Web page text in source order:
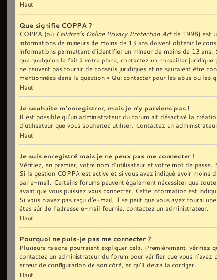
Haut
Que signifie COPPA ?
COPPA (ou Children’s Online Privacy Protection Actde 1998) est
informations de mineurs de moins de 13 ans doivent obtenir le
informations permettant d’identifier un mineur de moins de 13 ans.
que quelqu’un le fait à votre place, contactez un conseiller
ne peuvent pas fournir de conseils juridiques et ne sauraient être
mentionnées dans la question « Qui contacter pour les abus ou les
Haut
Je souhaite m’enregistrer, mais je n’y parviens pas !
Il est possible qu’un administrateur du forum ait désactivé la
d’utilisateur que vous souhaitez utiliser. Contactez un
Haut
Je suis enregistré mais je ne peux pas me connecter !
Vérifiez, en premier, votre nom d’utilisateur et votre mot de passe.
Si la gestion COPPA est active et si vous avez indiqué avoir moins
par e-mail. Certains forums peuvent également nécessiter que
avant que vous puissiez vous connecter. Cette information est
Si vous n’avez pas reçu d’e-mail, il se peut que vous ayez fourni
êtes sûr de l’adresse e-mail fournie, contactez un administrateur.
Haut
Pourquoi ne puis-je pas me connecter ?
Plusieurs raisons pourraient expliquer cela. Premièrement, vérifiez
contactez un administrateur du forum pour vérifier que vous
erreur de configuration de son côté, et qu’il devra la corriger.
Haut